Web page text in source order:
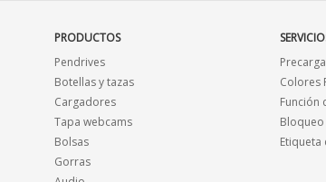
PRODUCTOS
Pendrives
Botellas y tazas
Cargadores
Tapa webcams
Bolsas
Gorras
Colores
Función
Etiqueta